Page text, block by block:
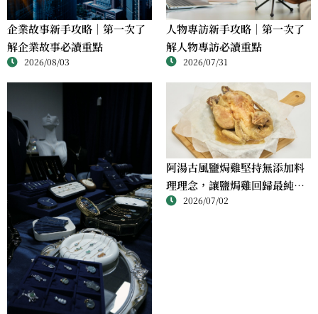
企業故事新手攻略｜第一次了
解企業故事必讀重點
2026/08/03
人物專訪新手攻略｜第一次了
解人物專訪必讀重點
2026/07/31
阿湯古風鹽焗雞堅持無添加料
理理念，讓鹽焗雞回歸最純粹
的風味2026/07/02